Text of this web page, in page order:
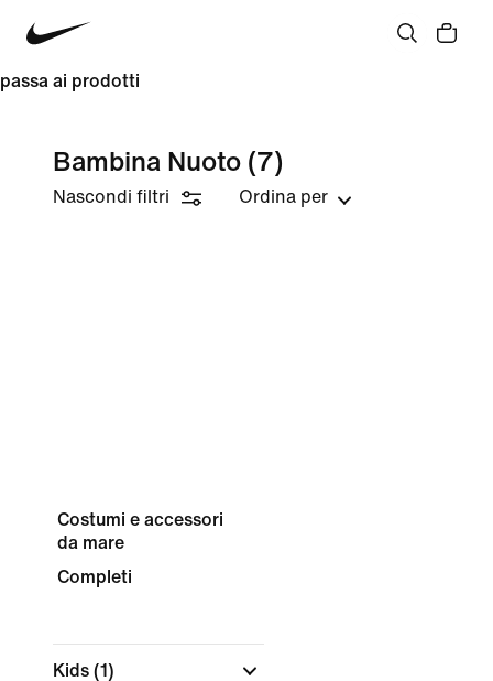
passa ai prodotti
Bambina Nuoto (7)
Nascondi filtri Ordina per
Costumi e accessori
da mare
Completi
Kids (1)